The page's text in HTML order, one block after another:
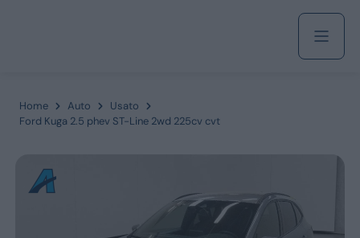
Servizi
Home Auto
Usato
Ford Kuga 2.5 phev ST-Line 2wd 225cv cvt